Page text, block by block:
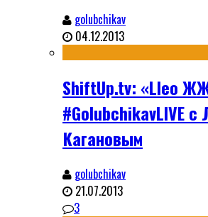
golubchikav
04.12.2013
ShiftUp.tv: «Lleo
#GolubchikavLIVE
Кагановым
golubchikav
21.07.2013
3